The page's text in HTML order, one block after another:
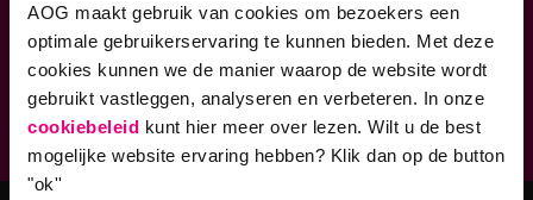
AOG maakt gebruik van cookies om bezoekers een
optimale gebruikerservaring te kunnen bieden. Met deze
cookies kunnen we de manier waarop de website wordt
gebruikt vastleggen, analyseren en verbeteren. In onze
cookiebeleid kunt hier meer over lezen. Wilt u de best
mogelijke website ervaring hebben? Klik dan op de button
"ok''
Verbonden aan
Geaccrediteerde opleidingen
9,0 op klantenvertellen.nl